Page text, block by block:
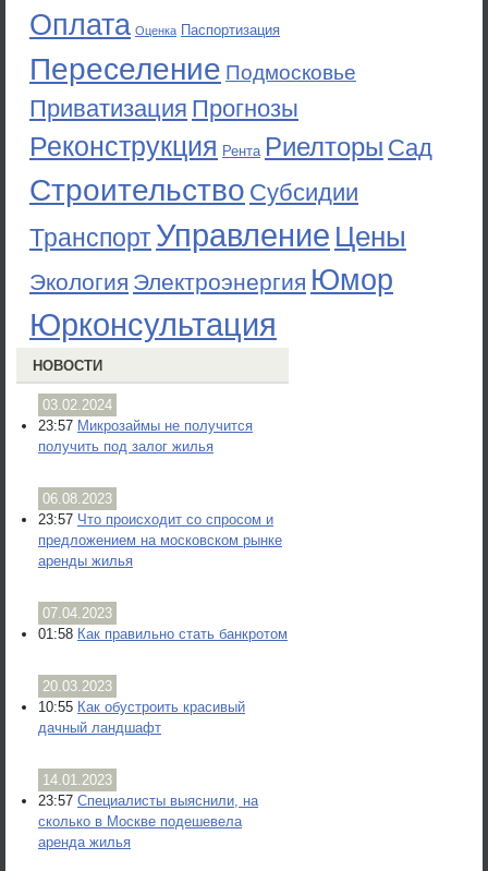
Оплата Оценка Паспортизация
Переселение Подмосковье
Приватизация Прогнозы
Реконструкция Рента Риелторы Сад
Строительство Субсидии
ТранспортУправление Цены
Экология Электроэнергия Юмор
Юрконсультация
НОВОСТИ
03.02.2024
23:57 Микрозаймы не получится
получить под залог жилья
06.08.2023
23:57 Что происходит со спросом и
предложением на московском рынке
аренды жилья
07.04.2023
01:58 Как правильно стать банкротом
20.03.2023
10:55 Как обустроить красивый
дачный ландшафт
14.01.2023
23:57 Специалисты выяснили, на
сколько в Москве подешевела
аренда жилья